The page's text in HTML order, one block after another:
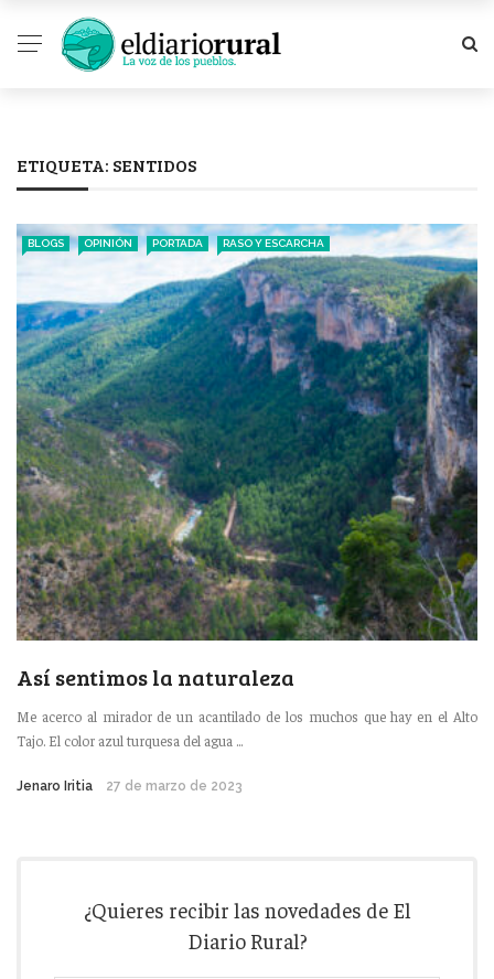
ETIQUETA: SENTIDOS
BLOGS OPINIÓN PORTADA RASO Y ESCARCHA
Así sentimos la naturaleza
Me acerco al mirador de un acantilado de los muchos que hay en el Alto
Tajo. El color azul turquesa del agua ...
Jenaro Iritia 27 de marzo de 2023
¿Quieres recibir las novedades de El
Diario Rural?